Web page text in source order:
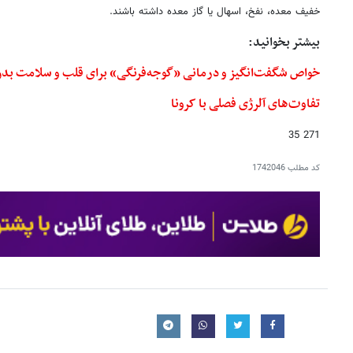
خفیف معده، نفخ، اسهال یا گاز معده داشته باشند.
بیشتر بخوانید:
خواص شگفت‌انگیز و درمانی «گوجه‌فرنگی» برای قلب و سلامت
تفاوت‌های آلرژی فصلی با کرونا
271 35
کد مطلب1742046